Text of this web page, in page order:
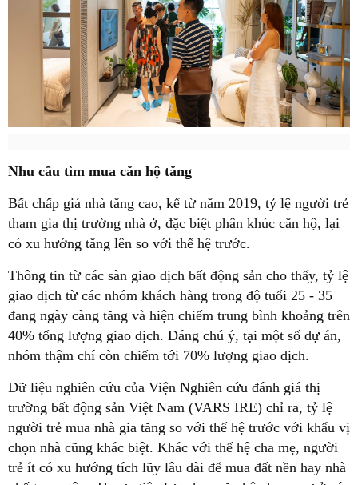
Nhu cầu tìm mua căn hộ tăng
Bất chấp giá nhà tăng cao, kể từ năm 2019, tỷ lệ người trẻ
tham gia thị trường nhà ở, đặc biệt phân khúc căn hộ, lại
có xu hướng tăng lên so với thế hệ trước.
Thông tin từ các sàn giao dịch bất động sản cho thấy, tỷ lệ
giao dịch từ các nhóm khách hàng trong độ tuổi 25 - 35
đang ngày càng tăng và hiện chiếm trung bình khoảng trên
40% tổng lượng giao dịch. Đáng chú ý, tại một số dự án,
nhóm thậm chí còn chiếm tới 70% lượng giao dịch.
Dữ liệu nghiên cứu của Viện Nghiên cứu đánh giá thị
trường bất động sản Việt Nam (VARS IRE) chỉ ra, tỷ lệ
người trẻ mua nhà gia tăng so với thế hệ trước với khẩu vị
chọn nhà cũng khác biệt. Khác với thế hệ cha mẹ, người
trẻ ít có xu hướng tích lũy lâu dài để mua đất nền hay nhà